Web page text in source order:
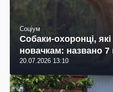
Соціум
Собаки-охоронці,
новачкам: названо 7
20.07.2026 13:10